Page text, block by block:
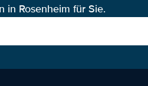
in Rosenheim für Sie.